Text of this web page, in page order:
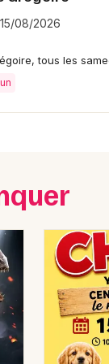
08/2026
tous les